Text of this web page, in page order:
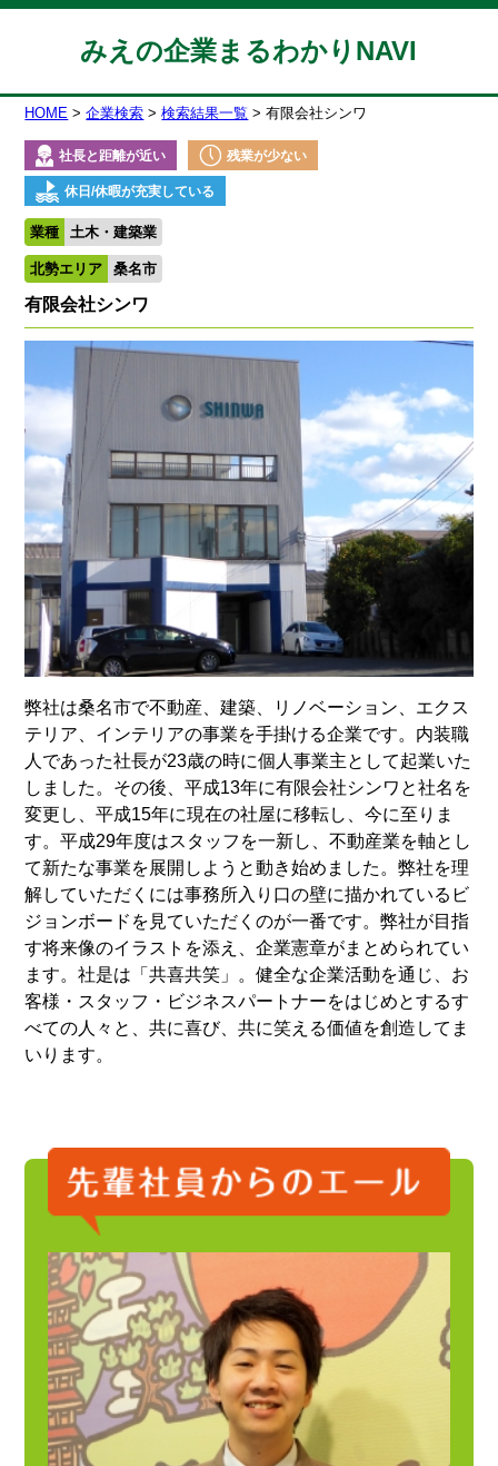
みえの企業まるわかりNAVI
HOME 企業検索 検索結果一覧 有限会社シンワ
社長と距離が近い 残業が少ない
休日/休暇が充実している
業種 土木・建築業
北勢エリア 桑名市
有限会社シンワ
弊社は桑名市で不動産、建築、リノベーション、エクス
テリア、インテリアの事業を手掛ける企業です。内装職
人であった社長が23歳の時に個人事業主として起業いた
しました。その後、平成13年に有限会社シンワと社名を
変更し、平成15年に現在の社屋に移転し、今に至りま
す。平成29年度はスタッフを一新し、不動産業を軸とし
て新たな事業を展開しようと動き始めました。弊社を理
解していただくには事務所入り口の壁に描かれているビ
ジョンボードを見ていただくのが一番です。弊社が目指
す将来像のイラストを添え、企業憲章がまとめられてい
ます。社是は「共喜共笑」。健全な企業活動を通じ、お
客様・スタッフ・ビジネスパートナーをはじめとするす
べての人々と、共に喜び、共に笑える価値を創造してま
いります。